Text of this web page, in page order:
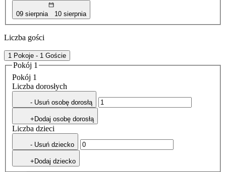
09 sierpnia 10 sierpnia
Liczba gości
1 Pokoje - 1 Goście
Pokój 1
Pokój 1
Liczba dorosłych
- Usuń osobę dorosłą
+Dodaj osobę dorosłą
Liczba dzieci
- Usuń dziecko
+Dodaj dziecko